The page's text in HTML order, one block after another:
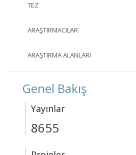
TEZ
ARAŞTIRMACILAR
ARAŞTIRMA ALANLARI
Genel Bakış
Yayınlar
8655